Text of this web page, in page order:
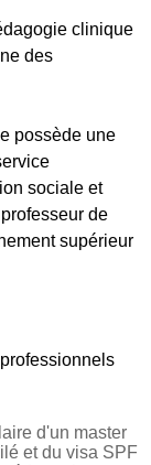
clinique
des
possède une
sociale et
de
supérieur
d'un master
et du visa SPF